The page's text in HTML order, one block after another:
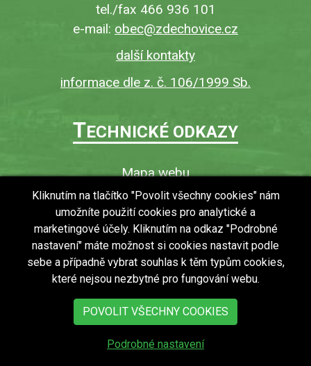
tel./fax 466 936 101
e-mail: obec@zdechovice.cz
další kontakty
informace dle z. č. 106/1999 Sb.
TECHNICKÉ ODKAZY
Mapa webu
O webu
Povinně zveřejňované informace
Ochrana osobních údajů (GDPR)
Vyhledávání
RSS
Bezbariérový přístup v obci
copyright © 2018 - 2026Obec Zdechovice
Kliknutím na tlačítko "Povolit všechny cookies" nám
umožníte použití cookies pro analytické a
marketingové účely. Kliknutím na odkaz "Podrobné
nastavení" máte možnost si cookies nastavit podle
sebe a případně vybrat souhlas k těm typům cookies,
které nejsou nezbytné pro fungování webu.
POVOLIT VŠECHNY COOKIES
Podrobné nastavení